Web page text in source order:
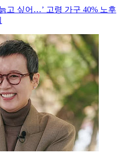
고 싶어…’ 고령 가구 40% 노후